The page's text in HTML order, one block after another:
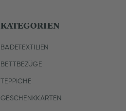
KATEGORIEN
BADETEXTILIEN
BETTBEZÜGE
TEPPICHE
GESCHENKKARTEN